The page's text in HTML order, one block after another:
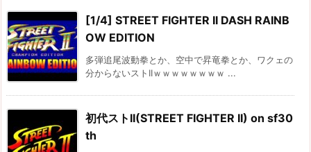
[1/4] STREET FIGHTER II DASH RAINB
OW EDITION
多弾追尾波動拳とか、空中で昇竜拳とか、ワクェの
分からないストIIｗｗｗｗｗｗｗｗ ...
初代ストII(STREET FIGHTER II) on sf30
th